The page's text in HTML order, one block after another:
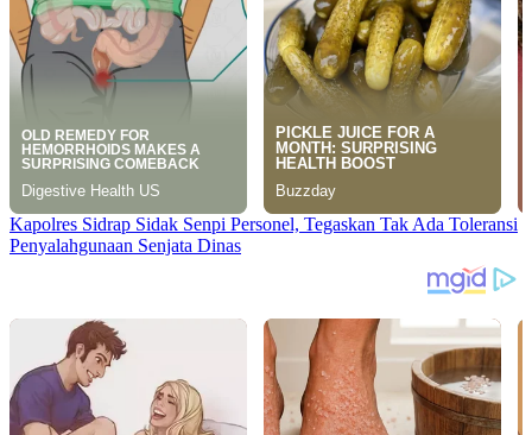
Kapolres Sidrap Sidak Senpi Personel, Tegaskan Tak Ada Toleransi
Penyalahgunaan Senjata Dinas